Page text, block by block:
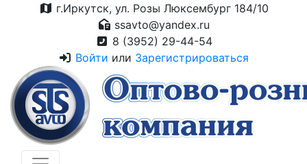
г.Иркутск, ул. Розы Люксембург 184/10
ssavto@yandex.ru
8 (3952) 29-44-54
Войти или Зарегистрироваться